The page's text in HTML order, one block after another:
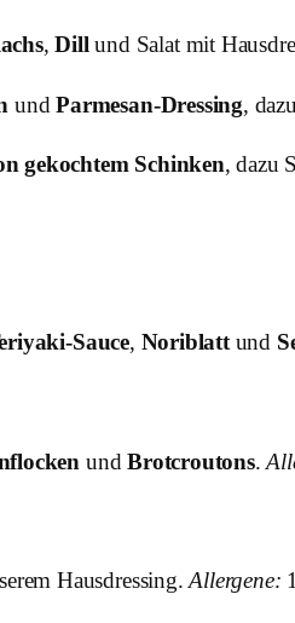
,Dillund Salat mit
undParmesan-Dressing,
gekochtem Schinken, dazu
Sauce, Noriblattund
undBrotcroutons.
Hausdressing.Allergene: